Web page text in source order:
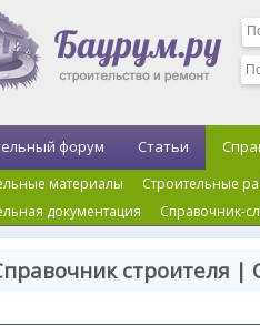
форум Статьи
материалы Строительные
документация
Справочник-
строителя |